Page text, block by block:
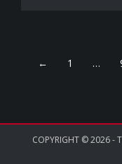
← 1 …
COPYRIGHT © 2026 -